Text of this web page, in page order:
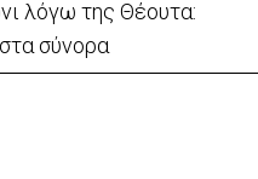
Ισαάκ-Σολωμού-
Παραλίμνι